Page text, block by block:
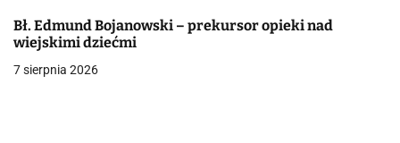
i
s
Bł. Edmund Bojanowski – prekursor opieki nad
wiejskimi dziećmi
7 sierpnia 2026